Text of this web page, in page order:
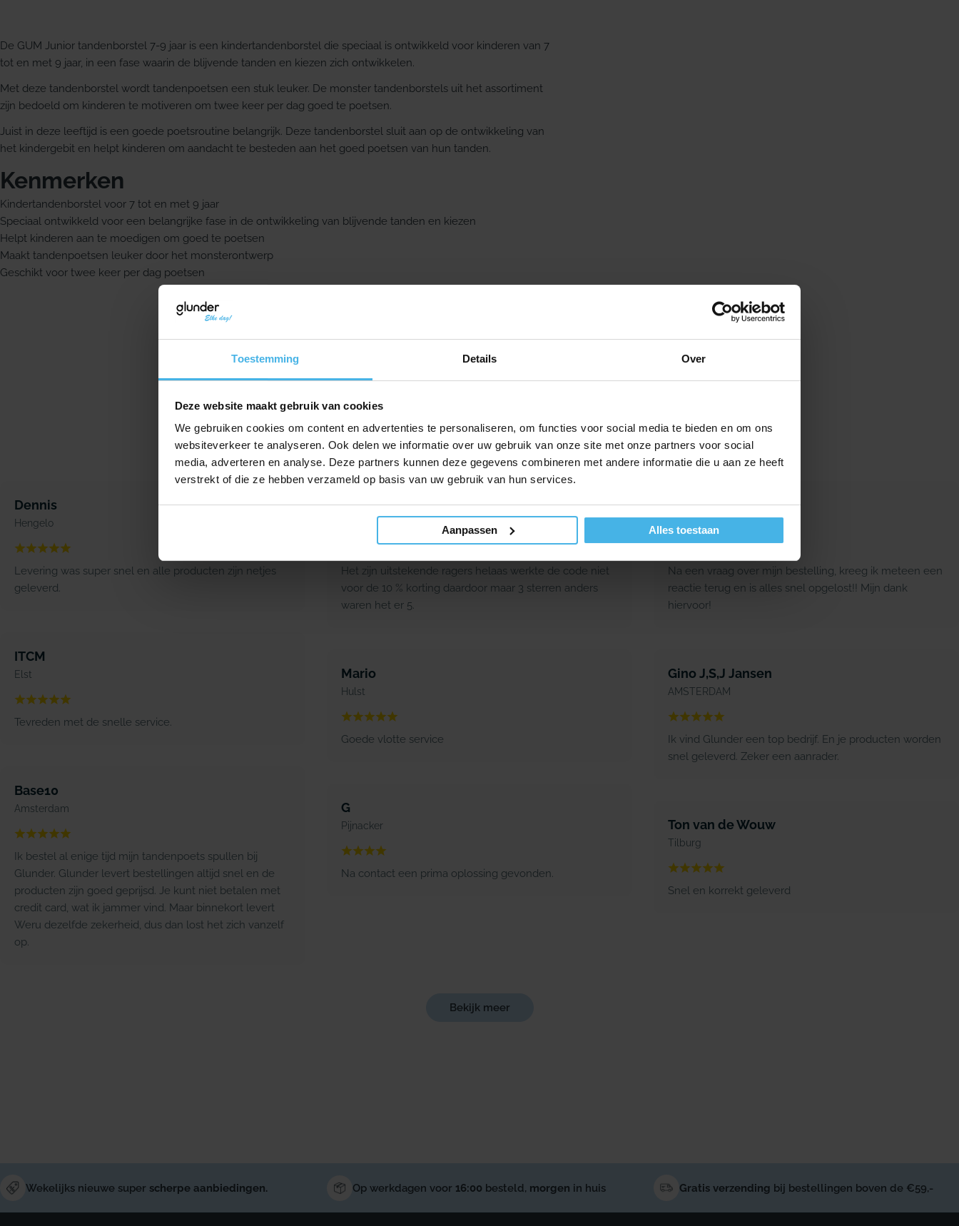
Toestemming Details Over
Deze website maakt gebruik van cookies
We gebruiken cookies om content en advertenties te personaliseren, om functies voor social media te bieden en om ons
websiteverkeer te analyseren. Ook delen we informatie over uw gebruik van onze site met onze partners voor social
media, adverteren en analyse. Deze partners kunnen deze gegevens combineren met andere informatie die u aan ze heeft
verstrekt of die ze hebben verzameld op basis van uw gebruik van hun services.
Aanpassen Alles toestaan
De GUM Junior tandenborstel 7-9 jaar is een kindertandenborstel die speciaal is ontwikkeld voor kinderen van 7
tot en met 9 jaar, in een fase waarin de blijvende tanden en kiezen zich ontwikkelen.
Met deze tandenborstel wordt tandenpoetsen een stuk leuker. De monster tandenborstels uit het assortiment
zijn bedoeld om kinderen te motiveren om twee keer per dag goed te poetsen.
Juist in deze leeftijd is een goede poetsroutine belangrijk. Deze tandenborstel sluit aan op de ontwikkeling van
het kindergebit en helpt kinderen om aandacht te besteden aan het goed poetsen van hun tanden.
Kenmerken
Kindertandenborstel voor 7 tot en met 9 jaar
Speciaal ontwikkeld voor een belangrijke fase in de ontwikkeling van blijvende tanden en kiezen
Helpt kinderen aan te moedigen om goed te poetsen
Maakt tandenpoetsen leuker door het monsterontwerp
Geschikt voor twee keer per dag poetsen
★★★★★1309 reviews
Kiyoh Reviews
Dennis
Hengelo
Levering was super snel en alle producten zijn netjes
geleverd.
Dook
Het zijn uitstekende ragers helaas werkte de code niet
voor de 10 % korting daardoor maar 3 sterren anders
waren het er 5.
Monique Wilbrink
Na een vraag over mijn bestelling, kreeg ik meteen een
reactie terug en is alles snel opgelost!! Mijn dank
hiervoor!
ITCM
Elst
Tevreden met de snelle service.
Mario
Hulst
Goede vlotte service
Gino J,S,J Jansen
AMSTERDAM
Ik vind Glunder een top bedrijf. En je producten worden
snel geleverd. Zeker een aanrader.
Base10
Amsterdam
Ik bestel al enige tijd mijn tandenpoets spullen bij
Glunder. Glunder levert bestellingen altijd snel en de
producten zijn goed geprijsd. Je kunt niet betalen met
credit card, wat ik jammer vind. Maar binnekort levert
Weru dezelfde zekerheid, dus dan lost het zich vanzelf
op.
G
Pijnacker
Na contact een prima oplossing gevonden.
Ton van de Wouw
Tilburg
Snel en korrekt geleverd
Bekijk meer
Wekelijks nieuwe super scherpe aanbiedingen. Op werkdagen voor 16:00 besteld, morgen in huis Gratis verzending bij bestellingen boven de €59,-